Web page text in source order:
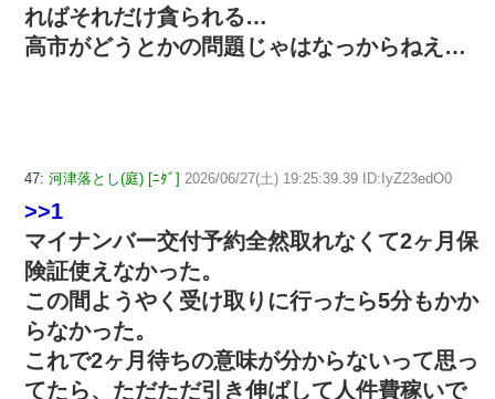
ればそれだけ貪られる…
高市がどうとかの問題じゃはなっからねえ…
47: 河津落とし(庭) [ﾆﾀﾞ] 2026/06/27(土) 19:25:39.39 ID:IyZ23edO0
>>1
マイナンバー交付予約全然取れなくて2ヶ月保
険証使えなかった。
この間ようやく受け取りに行ったら5分もかか
らなかった。
これで2ヶ月待ちの意味が分からないって思っ
てたら、ただただ引き伸ばして人件費稼いで